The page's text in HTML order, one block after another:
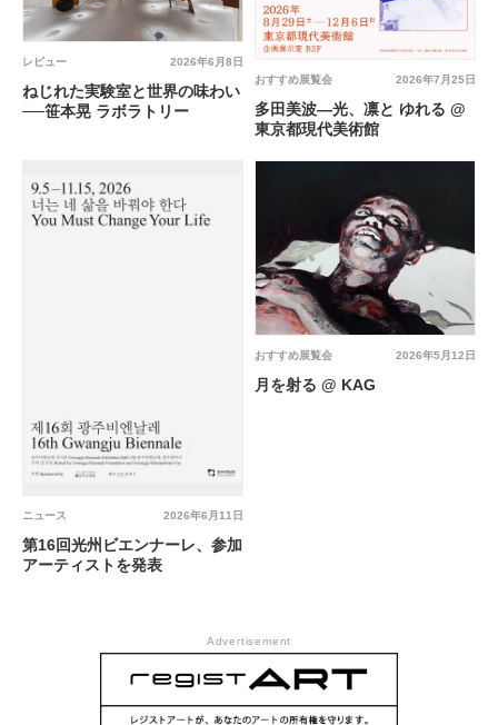
2026年6月8日
レビュー
ねじれた実験室と世界の味わい
──笹本晃 ラボラトリー
2026年7月25日
おすすめ展覧会
多田美波―光、凛と ゆれる @
東京都現代美術館
2026年6月11日
ニュース
第16回光州ビエンナーレ、参加
アーティストを発表
2026年5月12日
おすすめ展覧会
月を射る @ KAG
Advertisement